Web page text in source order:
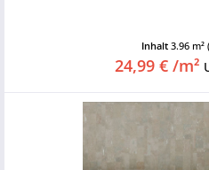
Inhalt 3.96 m²
24,99 € /m²